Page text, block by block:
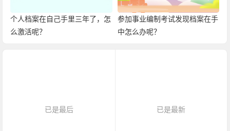
个人档案在自己手里三年了，怎
么激活呢？
参加事业编制考试发现档案在手
中怎么办呢？
已是最后 已是最新